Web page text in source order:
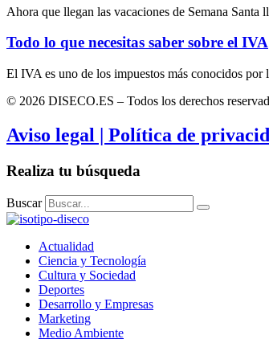
Ahora que llegan las vacaciones de Semana Santa
Todo lo que necesitas saber sobre el IVA
El IVA es uno de los impuestos más conocidos por
© 2026 DISECO.ES – Todos los derechos
Aviso legal | Política de
Realiza tu búsqueda
Buscar
Actualidad
Ciencia y Tecnología
Cultura y Sociedad
Deportes
Desarrollo y Empresas
Marketing
Medio Ambiente